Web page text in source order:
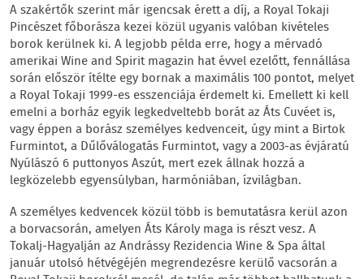
A szakértők szerint már igencsak érett a díj, a Royal Tokaji
Pincészet főborásza kezei közül ugyanis valóban kivételes
borok kerülnek ki. A legjobb példa erre, hogy a mérvadó
amerikai Wine and Spirit magazin hat évvel ezelőtt, fennállása
során először ítélte egy bornak a maximális 100 pontot, melyet
a Royal Tokaji 1999-es esszenciája érdemelt ki. Emellett ki kell
emelni a borház egyik legkedveltebb borát az Áts Cuvéet is,
vagy éppen a borász személyes kedvenceit, úgy mint a Birtok
Furmintot, a Dűlőválogatás Furmintot, vagy a 2003-as évjáratú
Nyúlászó 6 puttonyos Aszút, mert ezek állnak hozzá a
legközelebb egyensúlyban, harmóniában, ízvilágban.
A személyes kedvencek közül több is bemutatásra kerül azon
a borvacsorán, amelyen Áts Károly maga is részt vesz. A
Tokalj-Hagyalján az Andrássy Rezidencia Wine & Spa által
január utolsó hétvégéjén megrendezésre kerülő vacsorán a